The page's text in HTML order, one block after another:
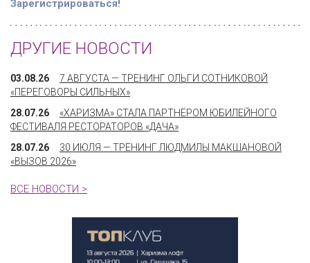
Зарегистрироваться!
ДРУГИЕ НОВОСТИ
03.08.26
7 АВГУСТА — ТРЕНИНГ ОЛЬГИ СОТНИКОВОЙ
«ПЕРЕГОВОРЫ СИЛЬНЫХ»
28.07.26
«ХАРИЗМА» СТАЛА ПАРТНЁРОМ ЮБИЛЕЙНОГО
ФЕСТИВАЛЯ РЕСТОРАТОРОВ «ДАЧА»
28.07.26
30 ИЮЛЯ — ТРЕНИНГ ЛЮДМИЛЫ МАКШАНОВОЙ
«ВЫЗОВ 2026»
ВСЕ НОВОСТИ >